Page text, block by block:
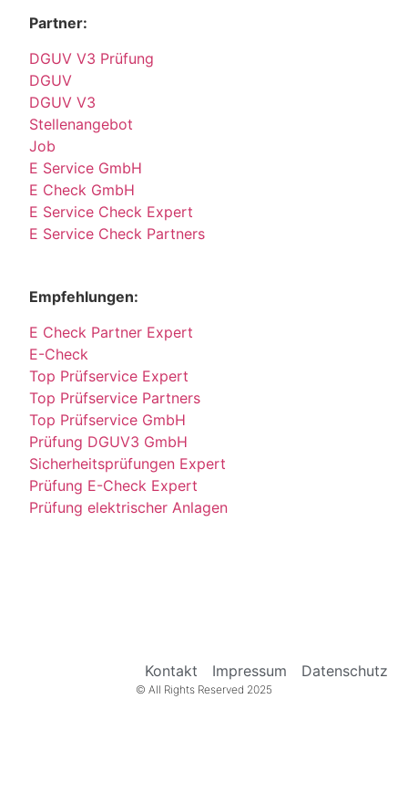
Partner:
DGUV V3 Prüfung
DGUV
DGUV V3
Stellenangebot
Job
E Service GmbH
E Check GmbH
E Service Check Expert
E Service Check Partners
Empfehlungen:
E Check Partner Expert
E-Check
Top Prüfservice Expert
Top Prüfservice Partners
Top Prüfservice GmbH
Prüfung DGUV3 GmbH
Sicherheitsprüfungen Expert
Prüfung E-Check Expert
Prüfung elektrischer Anlagen
Kontakt Impressum Datenschutz
© All Rights Reserved 2025